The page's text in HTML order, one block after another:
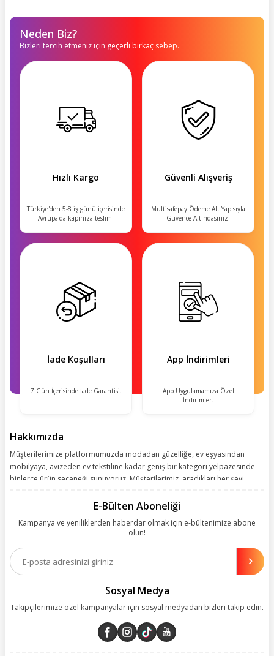
Neden Biz?
Bizleri tercih etmeniz için geçerli birkaç sebep.
Hızlı Kargo
Türkiye'den 5-8 iş günü içerisinde
Avrupa'da kapınıza teslim.
Güvenli Alışveriş
Multisafepay Ödeme Alt Yapısıyla
Güvence Altındasınız!
İade Koşulları
7 Gün İçerisinde İade Garantisi.
App İndirimleri
App Uygulamamıza Özel
İndirimler.
Hakkımızda
Müşterilerimize platformumuzda modadan güzelliğe, ev eşyasından
mobilyaya, avizeden ev tekstiline kadar geniş bir kategori yelpazesinde
binlerce ürün seçeneği sunuyoruz. Müşterilerimiz, aradıkları her şeyi
kolay, kusursuz ve keyifli bir alışveriş yolculuğu sunarken deneyiminize
olanakları sunuyoruz. Çalışmalarımızı müşterilerimizin memnuniyetini
esas alarak yürütüyoruz.
E-Bülten Aboneliği
Kampanya ve yeniliklerden haberdar olmak için e-bültenimize abone
olun!
Sosyal Medya
Takipçilerimize özel kampanyalar için sosyal medyadan bizleri takip edin.